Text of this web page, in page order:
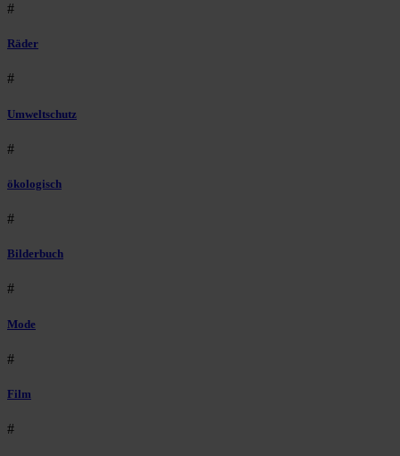
#
Räder
#
Umweltschutz
#
ökologisch
#
Bilderbuch
#
Mode
#
Film
#